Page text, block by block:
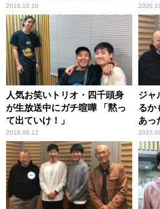
良かった」
2019.10.10
人気お笑いトリオ・四千頭身
が生放送中にガチ喧嘩 「黙っ
て出ていけ！」
2018.09.12
ジャ
るか
あっ
いを